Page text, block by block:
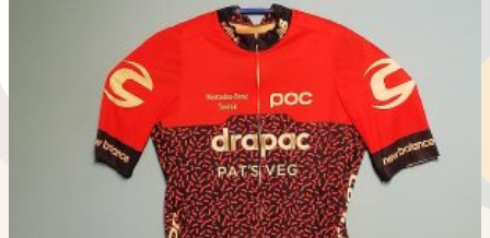
kan
gekozen
worden
op
de
productpagina